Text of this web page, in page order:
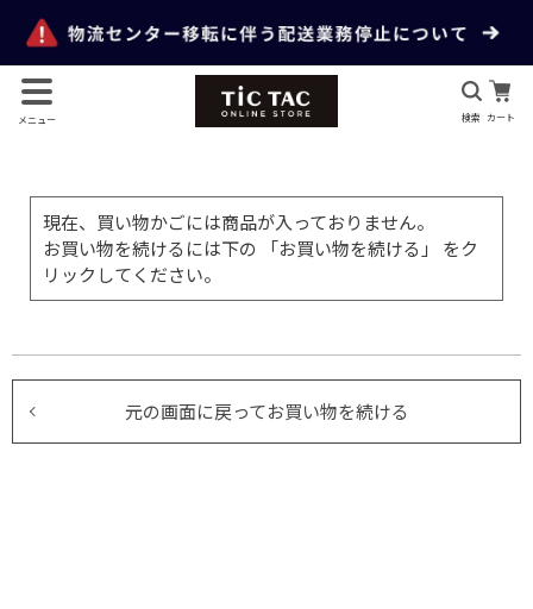
メニュー 検索 カート
現在、買い物かごには商品が入っておりません。
お買い物を続けるには下の 「お買い物を続ける」 をク
リックしてください。
元の画面に戻ってお買い物を続ける